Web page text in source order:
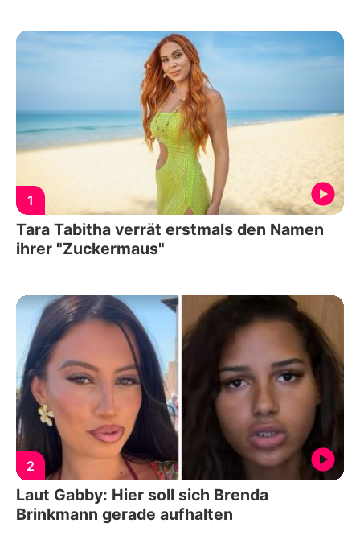
1
Tara Tabitha verrät erstmals den Namen
ihrer "Zuckermaus"
2
Laut Gabby: Hier soll sich Brenda
Brinkmann gerade aufhalten